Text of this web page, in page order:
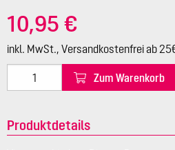
10,95 €
inkl. MwSt., Versandkostenfrei ab
Zum Warenkorb
Produktdetails